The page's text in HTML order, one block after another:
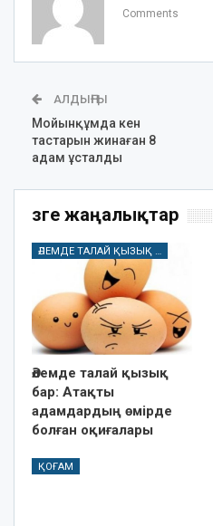
Comments
АЛДЫҢҒЫ
Мойынқұмда кен
тастарын жинаған 8
адам ұсталды
Өзге жаңалықтар
ӘЛЕМДЕ ТАЛАЙ ҚЫЗЫҚ БАР
Әлемде талай қызық
бар: Атақты
адамдардың өмірде
болған оқиғалары
ҚОҒАМ